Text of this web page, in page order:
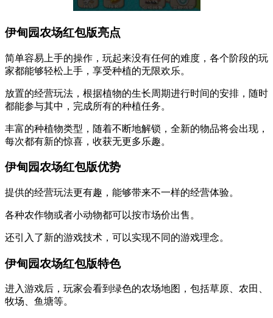
伊甸园农场红包版亮点
简单容易上手的操作，玩起来没有任何的难度，各个阶段的玩
家都能够轻松上手，享受种植的无限欢乐。
放置的经营玩法，根据植物的生长周期进行时间的安排，随时
都能参与其中，完成所有的种植任务。
丰富的种植物类型，随着不断地解锁，全新的物品将会出现，
每次都有新的惊喜，收获无更多乐趣。
伊甸园农场红包版优势
提供的经营玩法更有趣，能够带来不一样的经营体验。
各种农作物或者小动物都可以按市场价出售。
还引入了新的游戏技术，可以实现不同的游戏理念。
伊甸园农场红包版特色
进入游戏后，玩家会看到绿色的农场地图，包括草原、农田、
牧场、鱼塘等。